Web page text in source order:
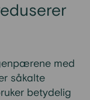
med
såkalte
betydelig